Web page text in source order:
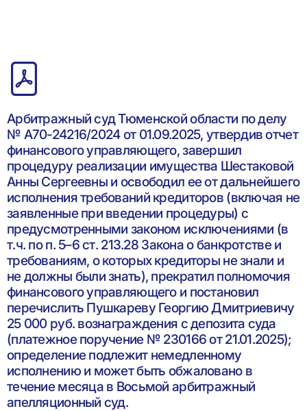
Арбитражный суд Тюменской области по делу
№ А70-24216/2024 от 01.09.2025, утвердив отчет
финансового управляющего, завершил
процедуру реализации имущества Шестаковой
Анны Сергеевны и освободил ее от дальнейшего
исполнения требований кредиторов (включая не
заявленные при введении процедуры) с
предусмотренными законом исключениями (в
т.ч. по п. 5–6 ст. 213.28 Закона о банкротстве и
требованиям, о которых кредиторы не знали и
не должны были знать), прекратил полномочия
финансового управляющего и постановил
перечислить Пушкареву Георгию Дмитриевичу
25 000 руб. вознаграждения с депозита суда
(платежное поручение № 230166 от 21.01.2025);
определение подлежит немедленному
исполнению и может быть обжаловано в
течение месяца в Восьмой арбитражный
апелляционный суд.